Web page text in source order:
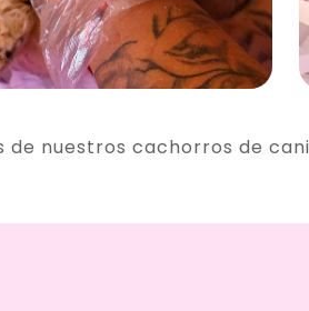
de nuestros cachorros de